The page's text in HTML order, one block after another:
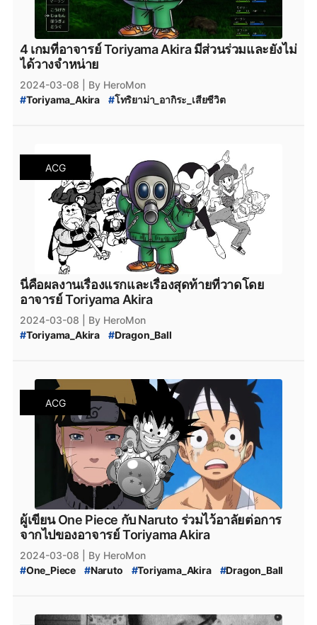
4 เกมที่อาจารย์ Toriyama Akira มีส่วนร่วมและยังไม่
ได้วางจำหน่าย
2024-03-08
| By HeroMon
#Toriyama_Akira #โทริยาม่า_อากิระ_เสียชีวิต
ACG
นี่คือผลงานเรื่องแรกและเรื่องสุดท้ายที่วาดโดย
อาจารย์ Toriyama Akira
2024-03-08
| By HeroMon
#Toriyama_Akira #Dragon_Ball
ACG
ผู้เขียน One Piece กับ Naruto ร่วมไว้อาลัยต่อการ
จากไปของอาจารย์ Toriyama Akira
2024-03-08
| By HeroMon
#One_Piece #Naruto #Toriyama_Akira #Dragon_Ball